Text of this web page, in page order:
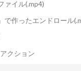
ァイル(.mp4)
で作ったエンドロール
クション